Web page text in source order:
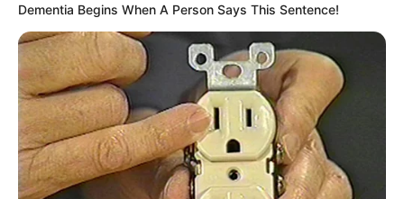
Player
00:02
Dementia Begins When A Person Says This Sentence!